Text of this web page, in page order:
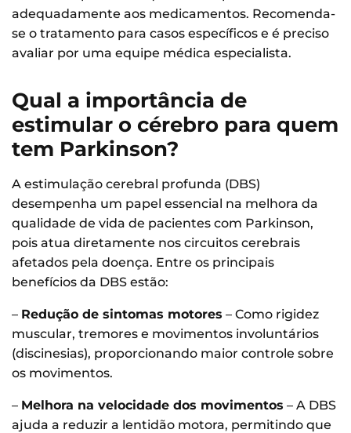
adequadamente aos medicamentos. Recomenda-
se o tratamento para casos específicos e é preciso
avaliar por uma equipe médica especialista.
Qual a importância de
estimular o cérebro para quem
tem Parkinson?
A estimulação cerebral profunda (DBS)
desempenha um papel essencial na melhora da
qualidade de vida de pacientes com Parkinson,
pois atua diretamente nos circuitos cerebrais
afetados pela doença. Entre os principais
benefícios da DBS estão:
– Redução de sintomas motores – Como rigidez
muscular, tremores e movimentos involuntários
(discinesias), proporcionando maior controle sobre
os movimentos.
– Melhora na velocidade dos movimentos – A DBS
ajuda a reduzir a lentidão motora, permitindo que